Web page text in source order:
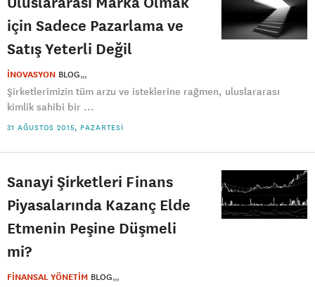
için Sadece Pazarlama ve
Satış Yeterli Değil
İNOVASYON BLOG
Şirketlerimizin tüm arzu ve isteklerine rağmen, uluslararası
kimlik sahibi bir ...
31 AĞUSTOS 2015, PAZARTESI
Sanayi Şirketleri Finans
Piyasalarında Kazanç Elde
Etmenin Peşine Düşmeli
mi?
FİNANSAL YÖNETİM BLOG